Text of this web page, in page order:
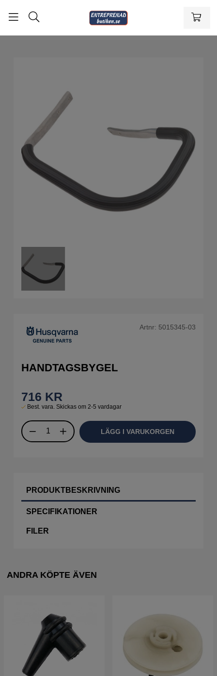
Artnr: 5015345-03
HANDTAGSBYGEL
716 KR
Best. vara. Skickas om 2-5 vardagar
LÄGG I VARUKORGEN
PRODUKTBESKRIVNING
SPECIFIKATIONER
FILER
ANDRA KÖPTE ÄVEN